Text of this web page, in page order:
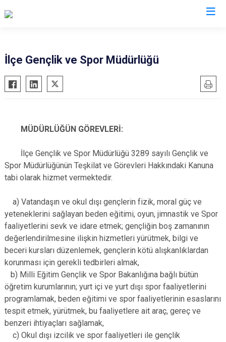
Büyükorhan
Gemlik
Harmancık
Karacabey
Kestel
Orhaneli
Osmangazi
İlçe Gençlik ve Spor Müdürlüğü
MÜDÜRLÜĞÜN GÖREVLERİ:
İlçe Gençlik ve Spor Müdürlüğü 3289 sayılı Gençlik ve
Spor Müdürlüğünün Teşkilat ve Görevleri Hakkındaki Kanuna
tabi olarak hizmet vermektedir.
a) Vatandaşın ve okul dışı gençlerin fizik, moral güç ve
yeteneklerini sağlayan beden eğitimi, oyun, jimnastik ve Spor
faaliyetlerini sevk ve idare etmek; gençliğin boş zamanının
değerlendirilmesine ilişkin hizmetleri yürütmek, bilgi ve
beceri kursları düzenlemek, gençlerin kötü alışkanlıklardan
korunması için gerekli tedbirleri almak,
b) Milli Eğitim Gençlik ve Spor Bakanlığına bağlı bütün
öğretim kurumlarının; yurt içi ve yurt dışı spor faaliyetlerini
programlamak, beden eğitimi ve spor faaliyetlerinin esaslarını
tespit etmek, yürütmek, bu faaliyetlere ait araç, gereç ve
benzeri ihtiyaçları sağlamak,
c) Okul dışı izcilik ve spor faaliyetleri ile gençlik